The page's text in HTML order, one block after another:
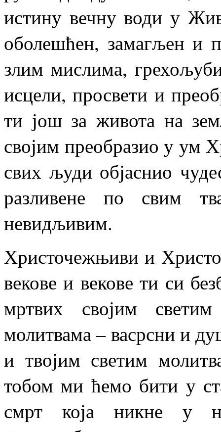
истину вечну води у
оболешћен, замагљен и
злим мислима,
исцели, просвети и
ти још за живота на
својим преобразио у ум
свих људи објаснио
разливене по свим
невидљивим.
Христочежњиви и
векове и векове ти си
мртвих својим
молитвама – васрсни и
и твојим светим
тобом ми ћемо бити у
смрт која никне у